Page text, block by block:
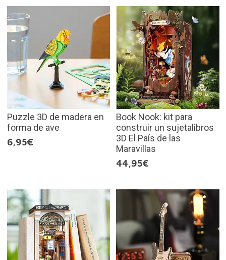
Puzzle 3D de madera en
forma de ave
6,95€
Book Nook: kit para
construir un sujetalibros
3D El País de las
Maravillas
44,95€